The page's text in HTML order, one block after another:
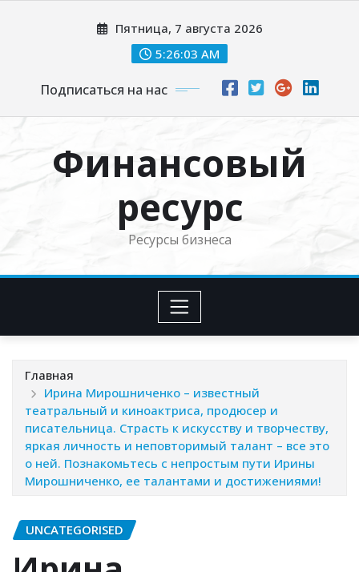
Пятница, 7 августа 2026
5:26:04 AM
Подписаться на нас
Финансовый
ресурс
Ресурсы бизнеса
Главная
Ирина Мирошниченко – известный
театральный и киноактриса, продюсер и
писательница. Страсть к искусству и творчеству,
яркая личность и неповторимый талант – все это
о ней. Познакомьтесь с непростым пути Ирины
Мирошниченко, ее талантами и достижениями!
UNCATEGORISED